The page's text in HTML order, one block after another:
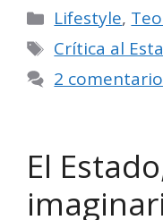
Categorías
Lifestyle,
Etiquetas
Crítica al
2
El